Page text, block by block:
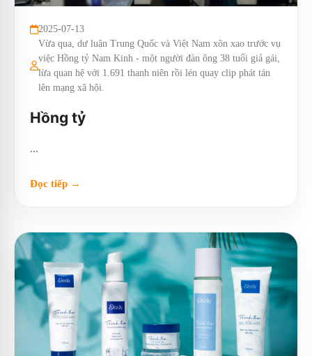
2025-07-13
Vừa qua, dư luận Trung Quốc và Việt Nam xôn xao trước vụ
việc Hồng tỷ Nam Kinh - một người đàn ông 38 tuổi giả gái,
lừa quan hệ với 1.691 thanh niên rồi lén quay clip phát tán
lên mạng xã hội.
Hồng tỷ
...
Đọc tiếp →